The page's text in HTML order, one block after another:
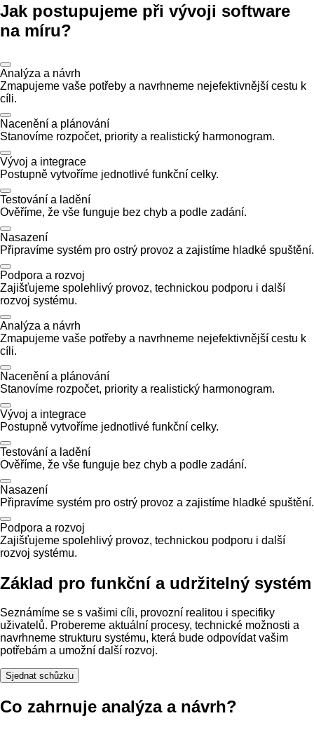
Jak postupujeme při vývoji software
na míru?
Analýza a návrh
Zmapujeme vaše potřeby a navrhneme nejefektivnější cestu k
cíli.
Nacenění a plánování
Stanovíme rozpočet, priority a realistický harmonogram.
Vývoj a integrace
Postupně vytvoříme jednotlivé funkční celky.
Testování a ladění
Ověříme, že vše funguje bez chyb a podle zadání.
Nasazení
Připravíme systém pro ostrý provoz a zajistíme hladké spuštění.
Podpora a rozvoj
Zajišťujeme spolehlivý provoz, technickou podporu i další
rozvoj systému.
Analýza a návrh
Zmapujeme vaše potřeby a navrhneme nejefektivnější cestu k
cíli.
Nacenění a plánování
Stanovíme rozpočet, priority a realistický harmonogram.
Vývoj a integrace
Postupně vytvoříme jednotlivé funkční celky.
Testování a ladění
Ověříme, že vše funguje bez chyb a podle zadání.
Nasazení
Připravíme systém pro ostrý provoz a zajistíme hladké spuštění.
Podpora a rozvoj
Zajišťujeme spolehlivý provoz, technickou podporu i další
rozvoj systému.
Základ pro funkční a udržitelný systém
Seznámíme se s vašimi cíli, provozní realitou i specifiky
uživatelů. Probereme aktuální procesy, technické možnosti a
navrhneme strukturu systému, která bude odpovídat vašim
potřebám a umožní další rozvoj.
Sjednat schůzku
Co zahrnuje analýza a návrh?